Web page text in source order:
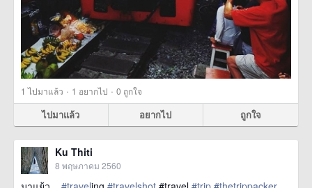
1 ไปมาแล้ว · 1 อยากไป · 0 ถูกใจ
ไปมาแล้ว อยากไป ถูกใจ
Ku Thiti
8 พฤษภาคม 2560